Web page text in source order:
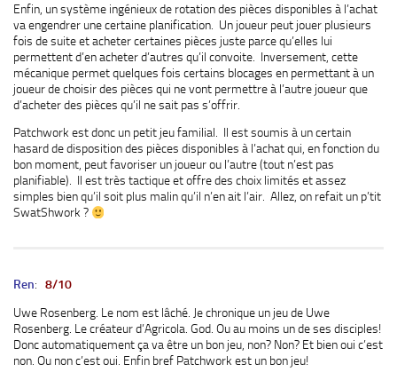
Enfin, un système ingénieux de rotation des pièces disponibles à l’achat
va engendrer une certaine planification. Un joueur peut jouer plusieurs
fois de suite et acheter certaines pièces juste parce qu’elles lui
permettent d’en acheter d’autres qu’il convoite. Inversement, cette
mécanique permet quelques fois certains blocages en permettant à un
joueur de choisir des pièces qui ne vont permettre à l’autre joueur que
d’acheter des pièces qu’il ne sait pas s’offrir.
Patchwork est donc un petit jeu familial. Il est soumis à un certain
hasard de disposition des pièces disponibles à l’achat qui, en fonction du
bon moment, peut favoriser un joueur ou l’autre (tout n’est pas
planifiable). Il est très tactique et offre des choix limités et assez
simples bien qu’il soit plus malin qu’il n’en ait l’air. Allez, on refait un p’tit
SwatShwork ?
Ren: 8/10
Uwe Rosenberg. Le nom est lâché. Je chronique un jeu de Uwe
Rosenberg. Le créateur d’Agricola. God. Ou au moins un de ses disciples!
Donc automatiquement ça va être un bon jeu, non? Non? Et bien oui c’est
non. Ou non c’est oui. Enfin bref Patchwork est un bon jeu!